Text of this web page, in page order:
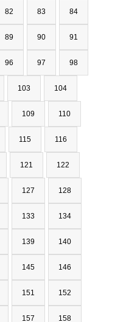
82 83 84
89 90 91
96 97 98
103 104
109 110
115 116
121 122
127 128
133 134
139 140
145 146
151 152
157 158